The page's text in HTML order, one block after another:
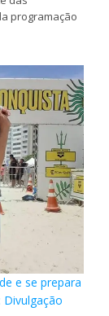
programação
e se prepara